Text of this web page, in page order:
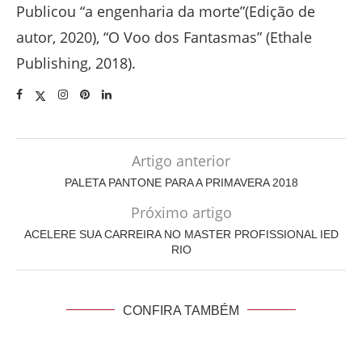
Publicou “a engenharia da morte”(Edição de
autor, 2020), “O Voo dos Fantasmas” (Ethale
Publishing, 2018).
Artigo anterior
PALETA PANTONE PARA A PRIMAVERA 2018
Próximo artigo
ACELERE SUA CARREIRA NO MASTER PROFISSIONAL IED
RIO
CONFIRA TAMBÉM